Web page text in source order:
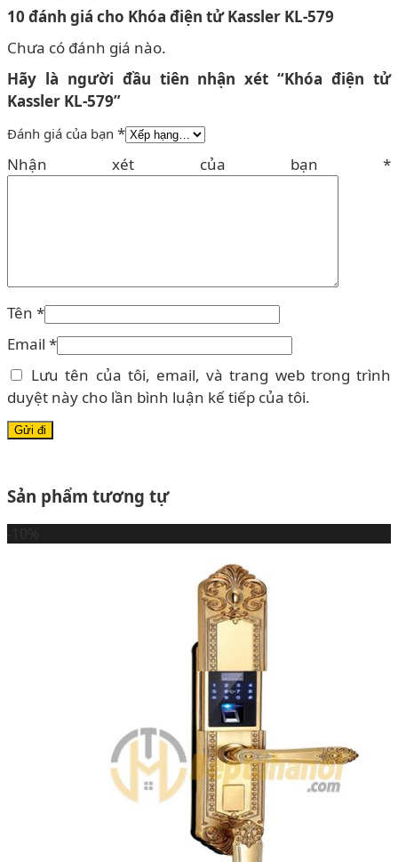
10 đánh giá cho Khóa điện tử Kassler KL-579
Chưa có đánh giá nào.
Hãy là người đầu tiên nhận xét “Khóa điện tử
Kassler KL-579”
Đánh giá của bạn *
Nhận xét của bạn *
Tên *
Email *
Lưu tên của tôi, email, và trang web trong trình
duyệt này cho lần bình luận kế tiếp của tôi.
Sản phẩm tương tự